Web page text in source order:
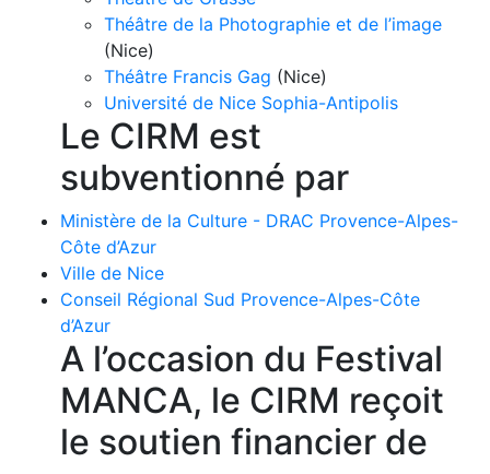
Théâtre de la Photographie et de l’image
(Nice)
Théâtre Francis Gag (Nice)
Université de Nice Sophia-Antipolis
Le CIRM est
subventionné par
Ministère de la Culture - DRAC Provence-Alpes-
Côte d’Azur
Ville de Nice
Conseil Régional Sud Provence-Alpes-Côte
d’Azur
A l’occasion du Festival
MANCA, le CIRM reçoit
le soutien financier de